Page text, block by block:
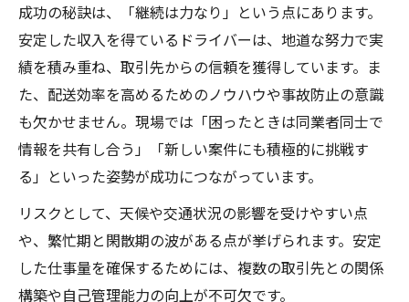
成功の秘訣は、「継続は力なり」という点にあります。
安定した収入を得ているドライバーは、地道な努力で実
績を積み重ね、取引先からの信頼を獲得しています。ま
た、配送効率を高めるためのノウハウや事故防止の意識
も欠かせません。現場では「困ったときは同業者同士で
情報を共有し合う」「新しい案件にも積極的に挑戦す
る」といった姿勢が成功につながっています。
リスクとして、天候や交通状況の影響を受けやすい点
や、繁忙期と閑散期の波がある点が挙げられます。安定
した仕事量を確保するためには、複数の取引先との関係
構築や自己管理能力の向上が不可欠です。